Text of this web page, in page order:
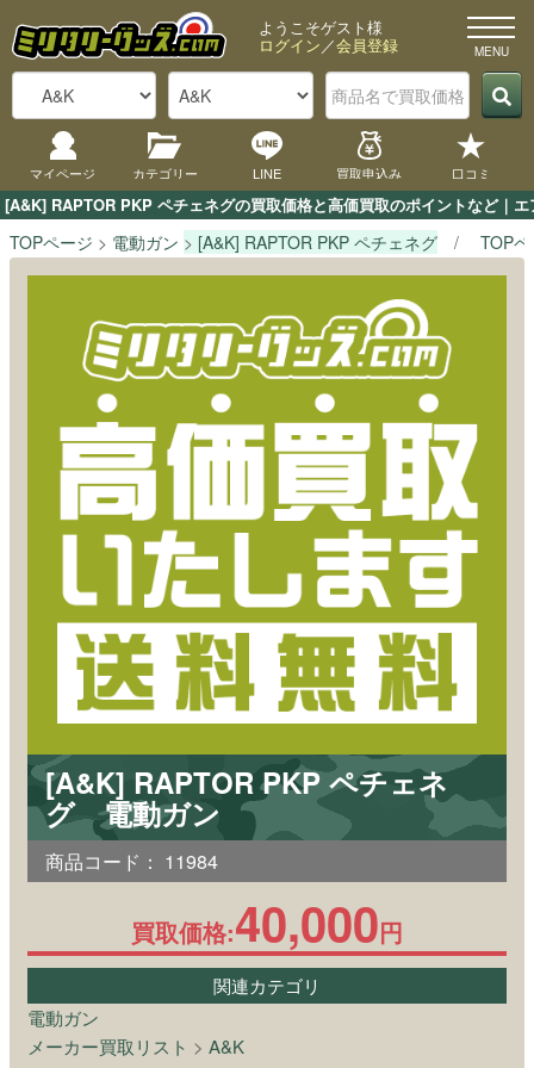
[A&K] RAPTOR PKP ペチェネグの買取価格と高価買取のポイントなど｜
ようこそゲスト様
ログイン／会員登録
マイページ カテゴリー LINE 買取申込み 口コミ
TOPページ 電動ガン [A&K] RAPTOR PKP ペチェネグ TOP
[A&K] RAPTOR PKP ペチェネ
グ 電動ガン
商品コード： 11984
買取価格:40,000円
関連カテゴリ
電動ガン
メーカー買取リスト > A&K